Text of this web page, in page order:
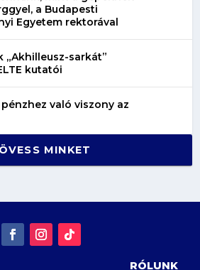
a Budapesti
Egyetem rektorával
„Akhilleusz-sarkát”
kutatói
való viszony az
MINKET
RÓLUNK